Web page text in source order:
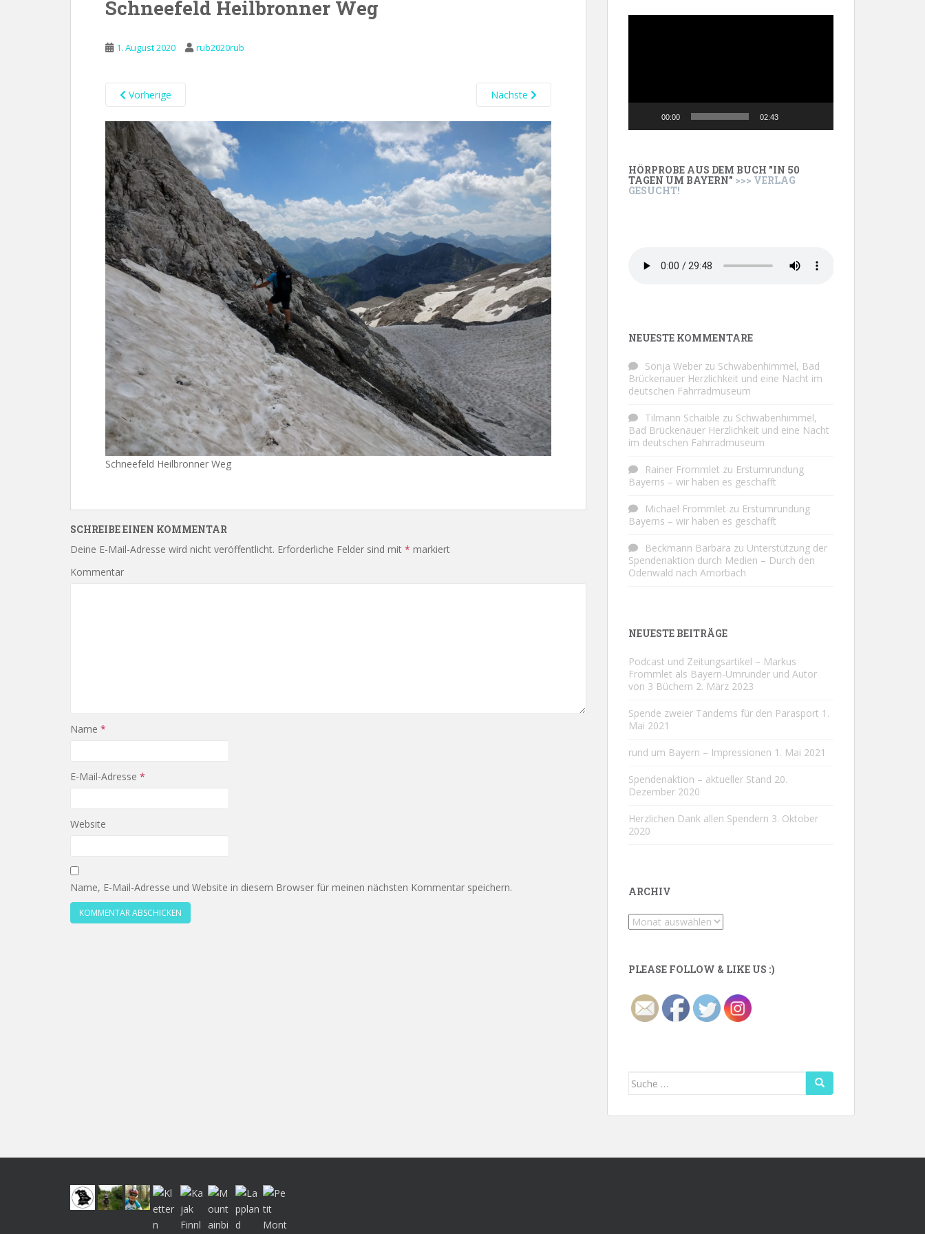
Schneefeld Heilbronner Weg
1. August 2020 rub2020rub
Vorherige Nächste
Schneefeld Heilbronner Weg
SCHREIBE EINEN KOMMENTAR
Deine E-Mail-Adresse wird nicht veröffentlicht. Erforderliche Felder sind mit * markiert
Kommentar
Name *
E-Mail-Adresse *
Website
Name, E-Mail-Adresse und Website in diesem Browser für meinen nächsten Kommentar speichern.
00:00 02:43
HÖRPROBE AUS DEM BUCH "IN 50
TAGEN UM BAYERN" >>> VERLAG
GESUCHT!
NEUESTE KOMMENTARE
Sonja Weber zu Schwabenhimmel, Bad
Brückenauer Herzlichkeit und eine Nacht im
deutschen Fahrradmuseum
Tilmann Schaible zu Schwabenhimmel,
Bad Brückenauer Herzlichkeit und eine Nacht
im deutschen Fahrradmuseum
Rainer Frommlet zu Erstumrundung
Bayerns – wir haben es geschafft
Michael Frommlet zu Erstumrundung
Bayerns – wir haben es geschafft
Beckmann Barbara zu Unterstützung der
Spendenaktion durch Medien – Durch den
Odenwald nach Amorbach
NEUESTE BEITRÄGE
Podcast und Zeitungsartikel – Markus
Frommlet als Bayern-Umrunder und Autor
von 3 Büchern 2. März 2023
Spende zweier Tandems für den Parasport 1.
Mai 2021
rund um Bayern – Impressionen 1. Mai 2021
Spendenaktion – aktueller Stand 20.
Dezember 2020
Herzlichen Dank allen Spendern 3. Oktober
2020
ARCHIV
Archiv
PLEASE FOLLOW & LIKE US :)
Suche